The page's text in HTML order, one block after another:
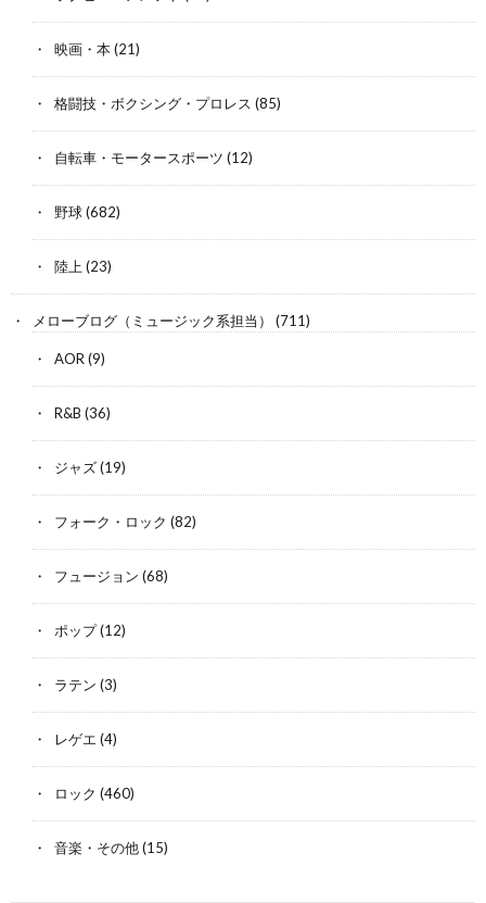
映画・本(21)
格闘技・ボクシング・プロレス (85)
自転車・モータースポーツ (12)
野球(682)
陸上(23)
メローブログ（ミュージック系担当） (711)
AOR(9)
R&B (36)
ジャズ(19)
フォーク・ロック (82)
フュージョン (68)
ポップ(12)
ラテン (3)
レゲエ (4)
ロック (460)
音楽・その他(15)